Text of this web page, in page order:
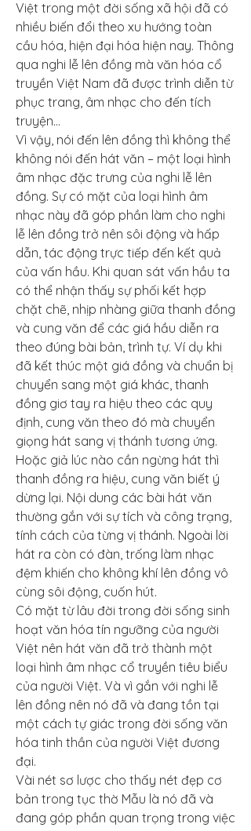
Việt trong một đời sống xã hội đã có
nhiều biến đổi theo xu hướng toàn
cầu hóa, hiện đại hóa hiện nay. Thông
qua nghi lễ lên đồng mà văn hóa cổ
truyền Việt Nam đã được trình diễn từ
phục trang, âm nhạc cho đến tích
truyện…
Vì vậy, nói đến lên đồng thì không thể
không nói đến hát văn – một loại hình
âm nhạc đặc trưng của nghi lễ lên
đồng. Sự có mặt của loại hình âm
nhạc này đã góp phần làm cho nghi
lễ lên đồng trở nên sôi động và hấp
dẫn, tác động trực tiếp đến kết quả
của vấn hầu. Khi quan sát vấn hầu ta
có thể nhận thấy sự phối kết hợp
chặt chẽ, nhịp nhàng giữa thanh đồng
và cung văn để các giá hầu diễn ra
theo đúng bài bản, trình tự. Ví dụ khi
đã kết thúc một giá đồng và chuẩn bị
chuyển sang một giá khác, thanh
đồng giơ tay ra hiệu theo các quy
định, cung văn theo đó mà chuyển
giọng hát sang vị thánh tương ứng.
Hoặc giả lúc nào cần ngừng hát thì
thanh đồng ra hiệu, cung văn biết ý
dừng lại. Nội dung các bài hát văn
thường gắn với sự tích và công trạng,
tính cách của từng vị thánh. Ngoài lời
hát ra còn có đàn, trống làm nhạc
đệm khiến cho không khí lên đồng vô
cùng sôi động, cuốn hút.
Có mặt từ lâu đời trong đời sống sinh
hoạt văn hóa tín ngưỡng của người
Việt nên hát văn đã trở thành một
loại hình âm nhạc cổ truyền tiêu biểu
của người Việt. Và vì gắn với nghi lễ
lên đồng nên nó đã và đang tồn tại
một cách tự giác trong đời sống văn
hóa tinh thần của người Việt đương
đại.
Vài nét sơ lược cho thấy nét đẹp cơ
bản trong tục thờ Mẫu là nó đã và
đang góp phần quan trọng trong việc